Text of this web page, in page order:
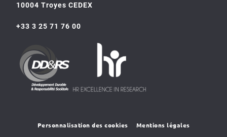
10004 Troyes CEDEX
+33 3 25 71 76 00
Personnalisation des cookies Mentions légales